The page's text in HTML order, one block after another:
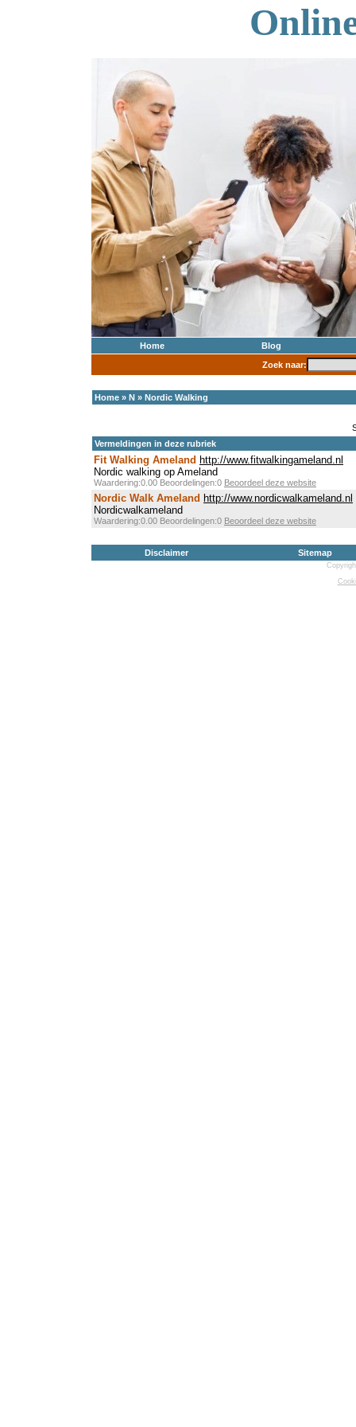
Home
Blog
Zoek naar:
Home » N » Nordic Walking
Vermeldingen in deze rubriek
Fit Walking Ameland http://www.fitwalkingameland.nl
Nordic walking op Ameland
Waardering:0.00 Beoordelingen:0 Beoordeel deze website
Nordic Walk Ameland http://www.nordicwalkameland.nl
Nordicwalkameland
Waardering:0.00 Beoordelingen:0 Beoordeel deze website
Disclaimer Sitemap